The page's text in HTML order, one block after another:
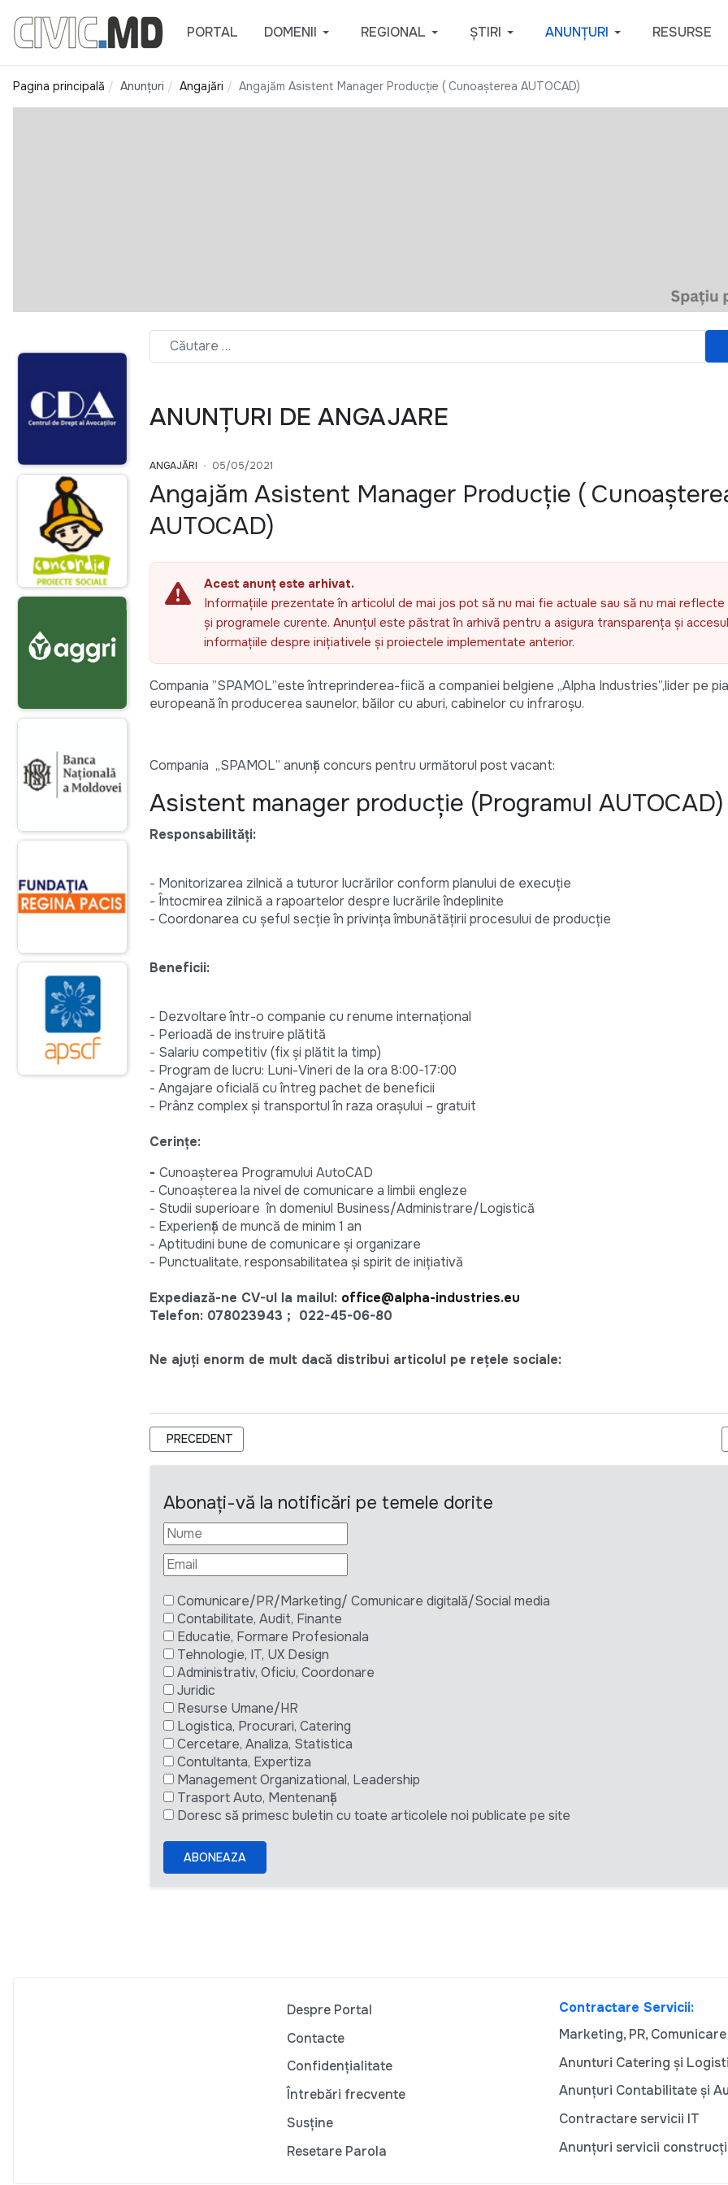
PORTAL DOMENII REGIONAL ȘTIRI ANUNȚURI RESURSE
Pagina principală Anunțuri Angajări Angajăm Asistent Manager Producție ( Cunoașterea AUTOCAD)
ANUNȚURI DE ANGAJARE
ANGAJĂRI 05/05/2021
Angajăm Asistent Manager Producție (
AUTOCAD)
Acest anunț este arhivat.
Informațiile prezentate în articolul de mai jos pot să nu mai fie actuale sau să nu mai
și programele curente. Anunțul este păstrat în arhivă pentru a asigura transparența și
informațiile despre inițiativele și proiectele implementate anterior.
Compania ”SPAMOL”este întreprinderea-fiică a companiei belgiene „Alpha Industries”,lider pe
europeană în producerea saunelor, băilor cu aburi, cabinelor cu infraroșu.
Compania ,,SPAMOL” anunță concurs pentru următorul post vacant:
Asistent manager producție (Programul AUTOCAD)
Responsabilități:
- Monitorizarea zilnică a tuturor lucrărilor conform planului de execuție
- Întocmirea zilnică a rapoartelor despre lucrările îndeplinite
- Coordonarea cu șeful secție în privința îmbunătățirii procesului de producție
Beneficii:
- Dezvoltare într-o companie cu renume internațional
- Perioadă de instruire plătită
- Salariu competitiv (fix şi plătit la timp)
- Program de lucru: Luni-Vineri de la ora 8:00-17:00
- Angajare oficială cu întreg pachet de beneficii
- Prânz complex și transportul în raza oraşului – gratuit
Cerinţe:
- Cunoașterea Programului AutoCAD
- Cunoaşterea la nivel de comunicare a limbii engleze
- Studii superioare în domeniul Business/Administrare/Logistică
- Experienţă de muncă de minim 1 an
- Aptitudini bune de comunicare şi organizare
- Punctualitate, responsabilitatea și spirit de inițiativă
Expediază-ne CV-ul la mailul: office@alpha-industries.eu
Telefon: 078023943 ; 022-45-06-80
Ne ajuți enorm de mult dacă distribui articolul pe rețele sociale:
ARTICOL PRECEDENT: ZIARUL DE GARDĂ ANGAJEAZĂ REPORTER-ȘTIRIST
PRECEDENT
Abonați-vă la notificări pe temele dorite
Comunicare/PR/Marketing/ Comunicare digitală/Social media
Contabilitate, Audit, Finante
Educatie, Formare Profesionala
Tehnologie, IT, UX Design
Administrativ, Oficiu, Coordonare
Juridic
Resurse Umane/HR
Logistica, Procurari, Catering
Cercetare, Analiza, Statistica
Contultanta, Expertiza
Management Organizational, Leadership
Trasport Auto, Mentenanță
Doresc să primesc buletin cu toate articolele noi publicate pe site
ABONEAZA
Despre Portal
Contacte
Confidențialitate
Întrebări frecvente
Susține
Resetare Parola
Contractare Servicii:
Marketing, PR, Comunicare
Anunturi Catering și
Anunțuri Contabilitate și
Contractare servicii IT
Anunțuri servicii